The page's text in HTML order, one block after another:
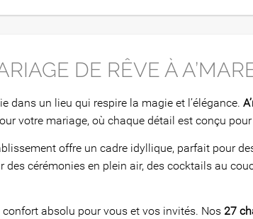
DE RÊVE À
dans un lieu qui respire la magie et l’élégance.
votre mariage, où chaque détail est conçu
offre un cadre idyllique, parfait pour
des cérémonies en plein air, des cocktails au
confort absolu pour vous et vos invités. Nos 27